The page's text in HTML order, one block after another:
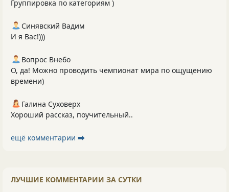
Группировка по категориям )
Синявский Вадим
И я Вас!)))
Вопрос Внебо
О, да! Можно проводить чемпионат мира по ощущению
времени)
Галина Суховерх
Хороший рассказ, поучительный..
ещё комментарии ⮕
ЛУЧШИЕ КОММЕНТАРИИ ЗА СУТКИ